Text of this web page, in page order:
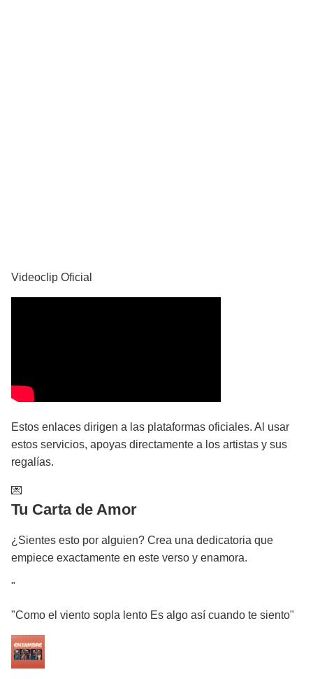
Videoclip Oficial
Estos enlaces dirigen a las plataformas oficiales. Al usar
estos servicios, apoyas directamente a los artistas y sus
regalías.
💌
Tu Carta de Amor
¿Sientes esto por alguien? Crea una dedicatoria que
empiece exactamente en este verso y enamora.
"
"Como el viento sopla lento Es algo así cuando te siento"